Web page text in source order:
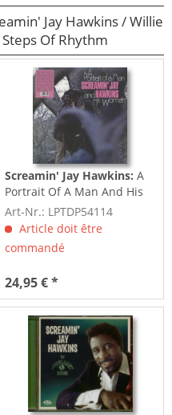
Jay Hawkins / Willie
Of Rhythm
Screamin' Jay Hawkins: A
Portrait Of A Man And His
Woman (LP)
Art-Nr.: LPTDP54114
Article doit être
commandé
24,95 € *